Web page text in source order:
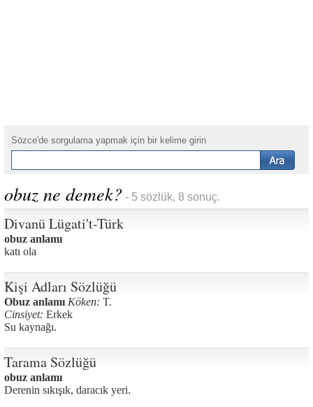
Sözce'de sorgulama yapmak için bir kelime girin
obuz ne demek? - 5 sözlük, 8 sonuç.
Divanü Lügati't-Türk
obuz anlamı
katı ola
Kişi Adları Sözlüğü
Obuz anlamı Köken: T.
Cinsiyet: Erkek
Su kaynağı.
Tarama Sözlüğü
obuz anlamı
Derenin sıkışık, daracık yeri.